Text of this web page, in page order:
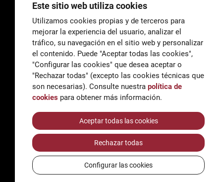
General
correu@escoladeltreball.org
Información
informacio@escoladeltreball.org
Trámites de secretaría
AccessibilidadAviso legal y Política de Privacidad
Política de cookies
Créditos
Este sitio web utiliza cookies
Utilizamos cookies propias y de terceros para
mejorar la experiencia del usuario, analizar el
tráfico, su navegación en el sitio web y personalizar
el contenido. Puede "Aceptar todas las cookies",
"Configurar las cookies" que desea aceptar o
"Rechazar todas" (excepto las cookies técnicas que
son necesarias). Consulte nuestra política de
cookies para obtener más información.
Aceptar todas las cookies
Rechazar todas
Configurar las cookies